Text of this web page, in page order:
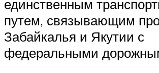
единственным
путем, связывающим
Забайкалья и Якутии с
федеральными